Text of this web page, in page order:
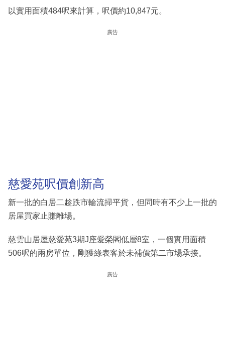
以實用面積484呎來計算，呎價約10,847元。
廣告
慈愛苑呎價創新高
新一批的白居二趁跌市輪流掃平貨，但同時有不少上一批的
居屋買家止賺離場。
慈雲山居屋慈愛苑3期J座愛榮閣低層8室，一個實用面積
506呎的兩房單位，剛獲綠表客於未補價第二市場承接。
廣告